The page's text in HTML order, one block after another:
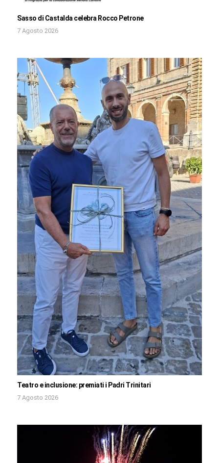
Sasso di Castalda celebra Rocco Petrone
7 Agosto 2026
Teatro e inclusione: premiati i Padri Trinitari
7 Agosto 2026